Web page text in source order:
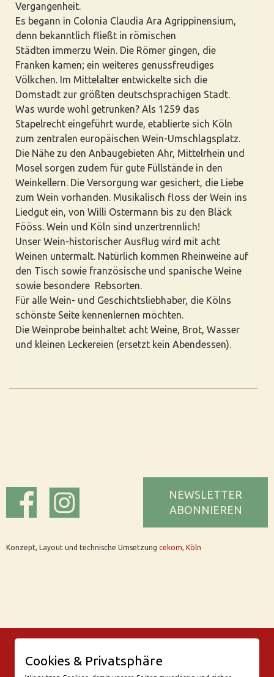
Vergangenheit.
Es begann in Colonia Claudia Ara Agrippinensium,
denn bekanntlich fließt in römischen
Städten immerzu Wein. Die Römer gingen, die
Franken kamen; ein weiteres genussfreudiges
Völkchen. Im Mittelalter entwickelte sich die
Domstadt zur größten deutschsprachigen Stadt.
Was wurde wohl getrunken? Als 1259 das
Stapelrecht eingeführt wurde, etablierte sich Köln
zum zentralen europäischen Wein-Umschlagsplatz.
Die Nähe zu den Anbaugebieten Ahr, Mittelrhein und
Mosel sorgen zudem für gute Füllstände in den
Weinkellern. Die Versorgung war gesichert, die Liebe
zum Wein vorhanden. Musikalisch floss der Wein ins
Liedgut ein, von Willi Ostermann bis zu den Bläck
Fööss. Wein und Köln sind unzertrennlich!
Unser Wein-historischer Ausflug wird mit acht
Weinen untermalt. Natürlich kommen Rheinweine auf
den Tisch sowie französische und spanische Weine
sowie besondere Rebsorten.
Für alle Wein- und Geschichtsliebhaber, die Kölns
schönste Seite kennenlernen möchten.
Die Weinprobe beinhaltet acht Weine, Brot, Wasser
und kleinen Leckereien (ersetzt kein Abendessen).
Konzept, Layout und technische Umsetzung cekom, Köln
NEWSLETTER
ABONNIEREN
Friesenwall 58
Cookies & Privatsphäre